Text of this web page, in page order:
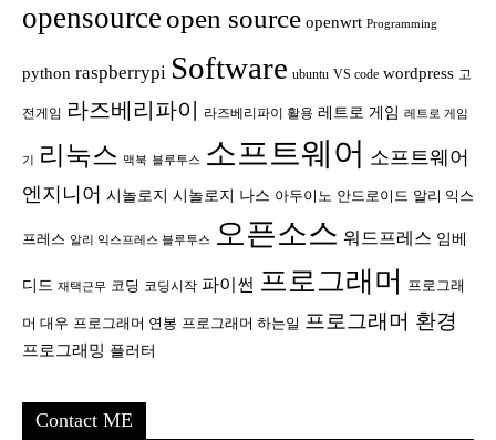
opensource open source openwrt Programming
python raspberrypi Software ubuntu VS code wordpress 고
전게임 라즈베리파이 라즈베리파이 활용 레트로 게임 레트로 게임
기 리눅스 맥북 블루투스 소프트웨어 소프트웨어
엔지니어 시놀로지 시놀로지 나스 아두이노 안드로이드 알리 익스
프레스 알리 익스프레스 블루투스 오픈소스 워드프레스 임베
디드 재택근무 코딩 코딩시작 파이썬 프로그래머 프로그래
머 대우 프로그래머 연봉 프로그래머 하는일 프로그래머 환경
프로그래밍 플러터
Contact ME